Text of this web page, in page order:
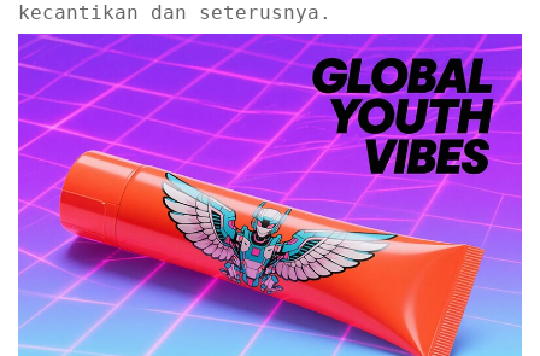
kecantikan dan seterusnya.